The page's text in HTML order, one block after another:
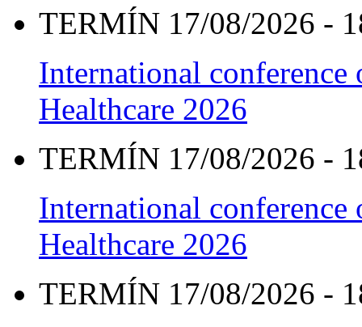
TERMÍN 17/08/2026 -
International
Healthcare 2026
TERMÍN 17/08/2026 -
International
Healthcare 2026
TERMÍN 17/08/2026 -